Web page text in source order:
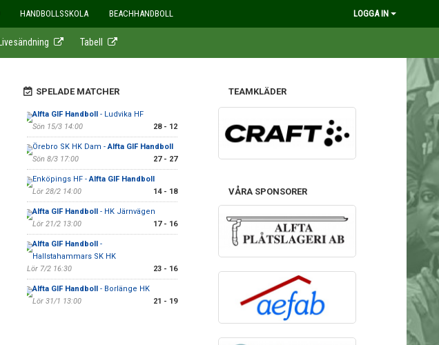
HANDBOLLSSKOLA BEACHHANDBOLL LOGGA IN
Livesändning Tabell
SPELADE MATCHER
Alfta GIF Handboll- Ludvika HF
Sön 15/3 14:00
28 - 12
Örebro SK HK Dam -Alfta GIF Handboll
Sön 8/3 17:00
27 - 27
Enköpings HF -Alfta GIF Handboll
Lör 28/2 14:00
14 - 18
Alfta GIF Handboll- HK Järnvägen
Lör 21/2 13:00
17 - 16
Alfta GIF Handboll-
Hallstahammars SK HK
Lör 7/2 16:30
23 - 16
Alfta GIF Handboll- Borlänge HK
Lör 31/1 13:00
21 - 19
TEAMKLÄDER
VÅRA SPONSORER